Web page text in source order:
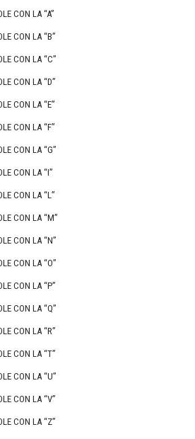
CON LA “A”
CON LA “B”
CON LA “C”
CON LA “D”
CON LA “E”
CON LA “F”
CON LA “G”
CON LA “I”
CON LA “L”
CON LA “M”
CON LA “N”
CON LA “O”
CON LA “P”
CON LA “Q”
CON LA “R”
CON LA “T”
CON LA “U”
CON LA “V”
CON LA “Z”